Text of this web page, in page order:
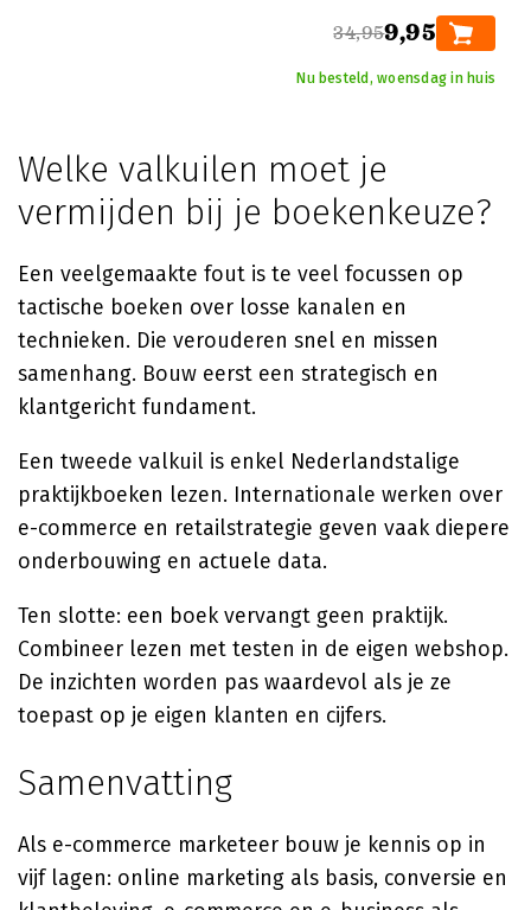
34,959,95
Nu besteld, woensdag in huis
Welke valkuilen moet je
vermijden bij je boekenkeuze?
Een veelgemaakte fout is te veel focussen op
tactische boeken over losse kanalen en
technieken. Die verouderen snel en missen
samenhang. Bouw eerst een strategisch en
klantgericht fundament.
Een tweede valkuil is enkel Nederlandstalige
praktijkboeken lezen. Internationale werken over
e-commerce en retailstrategie geven vaak diepere
onderbouwing en actuele data.
Ten slotte: een boek vervangt geen praktijk.
Combineer lezen met testen in de eigen webshop.
De inzichten worden pas waardevol als je ze
toepast op je eigen klanten en cijfers.
Samenvatting
Als e-commerce marketeer bouw je kennis op in
vijf lagen: online marketing als basis, conversie en